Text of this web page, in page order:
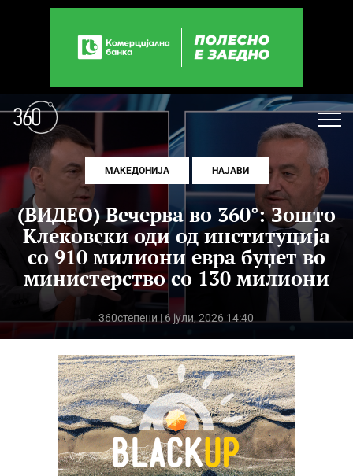
МАКЕДОНИЈА НАЈАВИ
(ВИДЕО) Вечерва во 360°: Зошто
Клековски оди од институција
со 910 милиони евра буџет во
министерство со 130 милиони
360степени | 6 јули, 2026 14:40